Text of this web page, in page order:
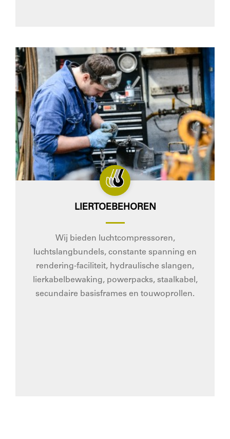
LIERTOEBEHOREN
Wij bieden luchtcompressoren,
luchtslangbundels, constante spanning en
rendering-faciliteit, hydraulische slangen,
lierkabelbewaking, powerpacks, staalkabel,
secundaire basisframes en touwoprollen.